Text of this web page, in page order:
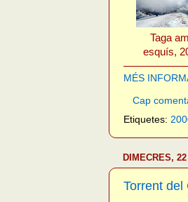
Taga
esquís,
MÉS
Cap
Etiquetes:
DIMECRES,
Torrent del